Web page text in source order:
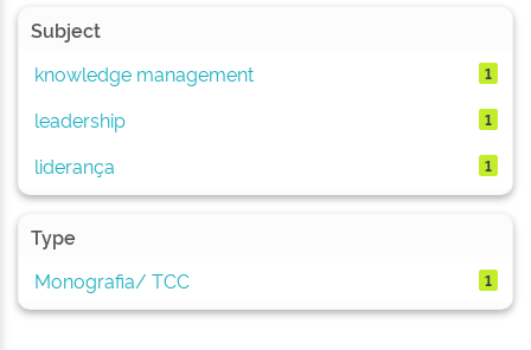
Subject
knowledge management
1
leadership 1
liderança 1
Type
Monografia/ TCC
1